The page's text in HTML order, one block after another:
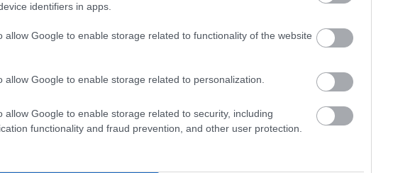
identifiers in apps.
allow Google to enable storage related to functionality of the website
allow Google to enable storage related to personalization.
allow Google to enable storage related to security, including
functionality and fraud prevention, and other user protection.